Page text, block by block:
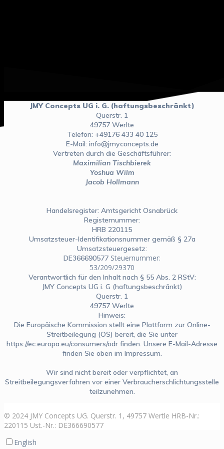
JMY Concepts UG i. G. (haftungsbeschränkt)
Querstr. 1
49757 Werlte
Telefon: +49176 433 40 125
E-Mail: info@jmyconcepts.de
Vertreten durch die Geschäftsführer:
Maximilian Tischbierek
Yoshua Wilm
Jacob Hollmann
Handelsregister: Amtsgericht Osnabrück
Registernummer:
HRB 220115
Umsatzsteuer-Identifikationsnummer gemäß § 27a
Umsatzsteuergesetz:
DE366690577 Steuernummer:
53/209/29370
Verantwortlich für den Inhalt nach § 55 Abs. 2 RStV:
JMY Concepts UG i. G (haftungsbeschränkt)
Querstr. 1
49757 Werlte
Hinweis:
Die Europäische Kommission stellt eine Plattform zur Online-
Streitbeilegung (OS) bereit, die Sie unter
https://ec.europa.eu/consumers/odr finden. Unsere E-Mail-Adresse
finden Sie oben im Impressum.
Wir sind nicht bereit oder verpflichtet, an
Streitbeilegungsverfahren vor einer Verbraucherschlichtungsstelle
teilzunehmen.
© 2024 JMY Concepts UG. Querstr. 1, 49757 Wertle HRB-Nr.:
220115 Ust.-Nr.: DE366690577
English